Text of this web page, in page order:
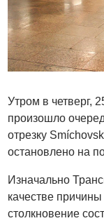
Утром в четверг,
произошло
отрезку
остановлено на
Изначально
качестве
столкновение